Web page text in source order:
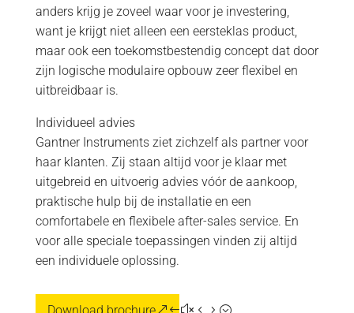
anders krijg je zoveel waar voor je investering,
want je krijgt niet alleen een eersteklas product,
maar ook een toekomstbestendig concept dat door
zijn logische modulaire opbouw zeer flexibel en
uitbreidbaar is.
Individueel advies
Gantner Instruments ziet zichzelf als partner voor
haar klanten. Zij staan altijd voor je klaar met
uitgebreid en uitvoerig advies vóór de aankoop,
praktische hulp bij de installatie en een
comfortabele en flexibele after-sales service. En
voor alle speciale toepassingen vinden zij altijd
een individuele oplossing.